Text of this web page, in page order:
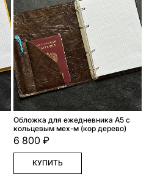
Обложка для ежедневника А5 с
кольцевым мех-м (кор дерево)
6 800 ₽
КУПИТЬ